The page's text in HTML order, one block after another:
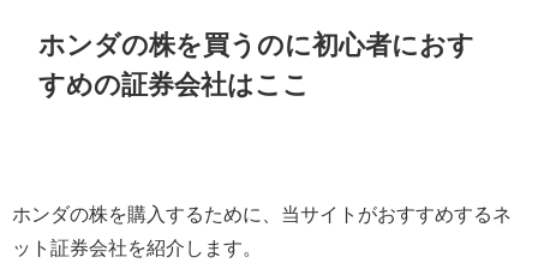
ホンダの株を買うのに初心者におす
すめの証券会社はここ
ホンダの株を購入するために、当サイトがおすすめするネ
ット証券会社を紹介します。